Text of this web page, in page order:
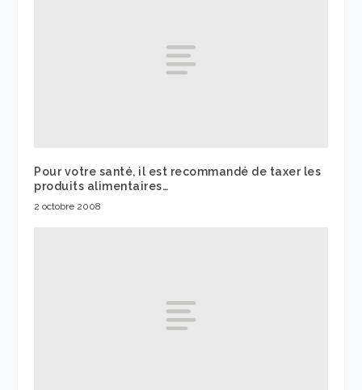
Pour votre santé, il est recommandé de taxer les
produits alimentaires…
2 octobre 2008